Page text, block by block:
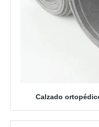
Calzado